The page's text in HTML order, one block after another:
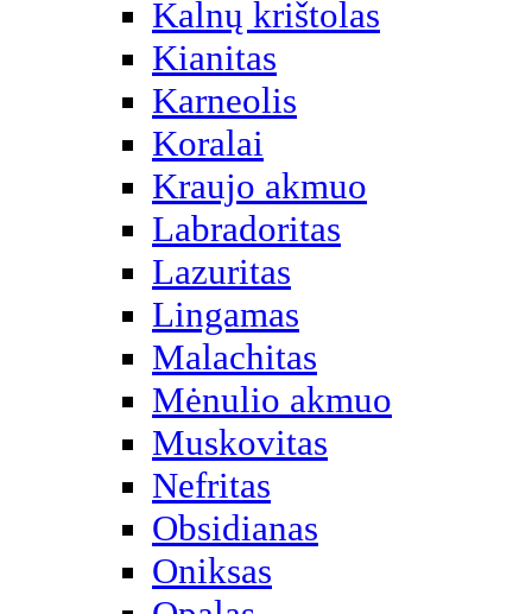
Kalnų krištolas
Kianitas
Karneolis
Koralai
Kraujo akmuo
Labradoritas
Lazuritas
Lingamas
Malachitas
Mėnulio akmuo
Muskovitas
Nefritas
Obsidianas
Oniksas